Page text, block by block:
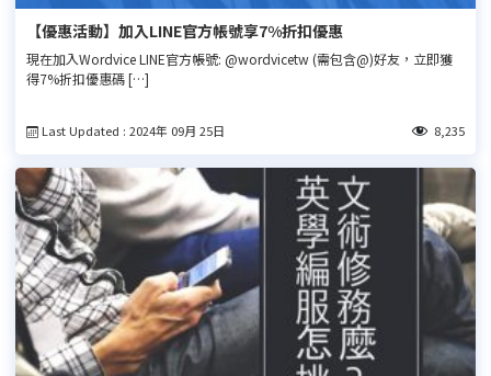
【優惠活動】加入LINE官方帳號享7%折扣優惠
現在加入Wordvice LINE官方帳號: @wordvicetw (需包含@)好友，立即獲
得7%折扣優惠碼 […]
Last Updated : 2024年 09月 25日 8,235